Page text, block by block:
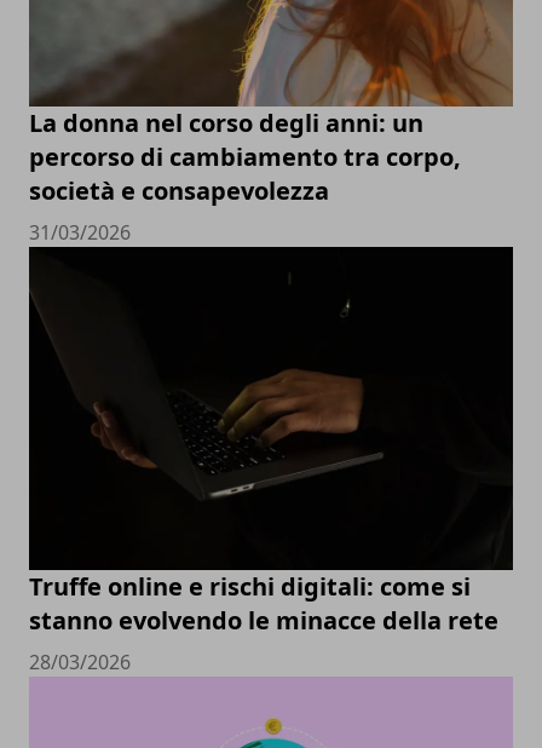
La donna nel corso degli anni: un
percorso di cambiamento tra corpo,
società e consapevolezza
31/03/2026
Truffe online e rischi digitali: come si
stanno evolvendo le minacce della rete
28/03/2026